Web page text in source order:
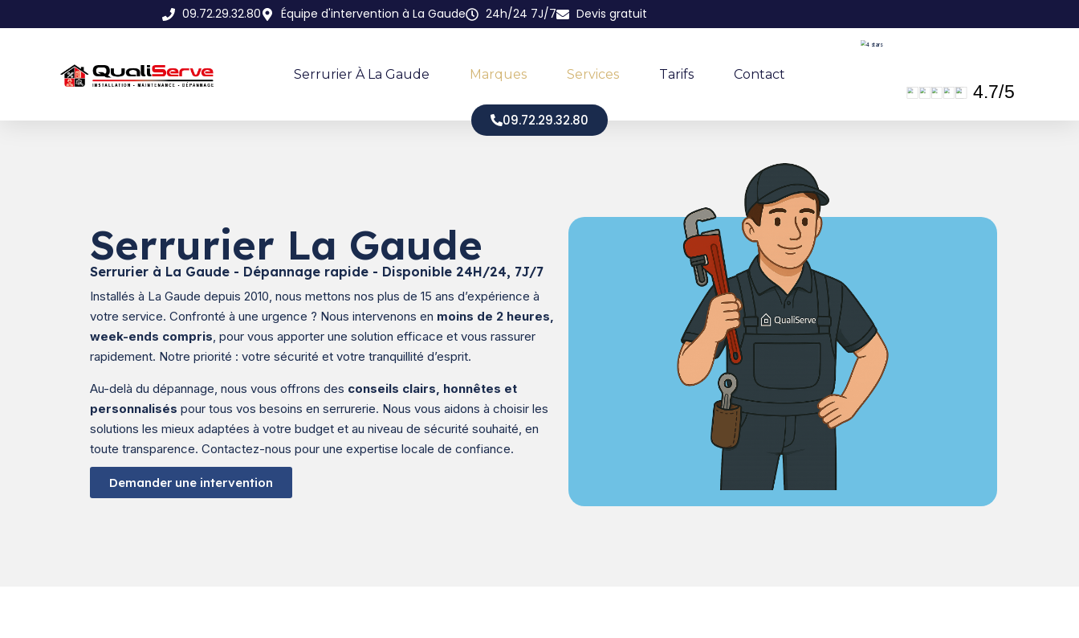
09.72.29.32.80 Équipe d'intervention à La Gaude 24h/24 7J/7 Devis gratuit
Serrurier À La Gaude Marques Services Tarifs Contact
4.7/5
09.72.29.32.80
Serrurier La Gaude
Serrurier à La Gaude - Dépannage rapide - Disponible 24H/24, 7J/7
Installés à La Gaude depuis 2010, nous mettons nos plus de 15 ans d’expérience à
votre service. Confronté à une urgence ? Nous intervenons en moins de 2 heures,
week-ends compris, pour vous apporter une solution efficace et vous rassurer
rapidement. Notre priorité : votre sécurité et votre tranquillité d’esprit.
Au-delà du dépannage, nous vous offrons des conseils clairs, honnêtes et
personnalisés pour tous vos besoins en serrurerie. Nous vous aidons à choisir les
solutions les mieux adaptées à votre budget et au niveau de sécurité souhaité, en
toute transparence. Contactez-nous pour une expertise locale de confiance.
Demander une intervention